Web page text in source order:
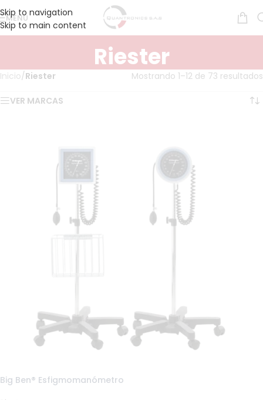
Skip to navigation
Skip to main content
MENÚ
Riester
Inicio/Riester Mostrando 1–12 de 73 resultados
VER MARCAS
Big Ben® Esfigmomanómetro